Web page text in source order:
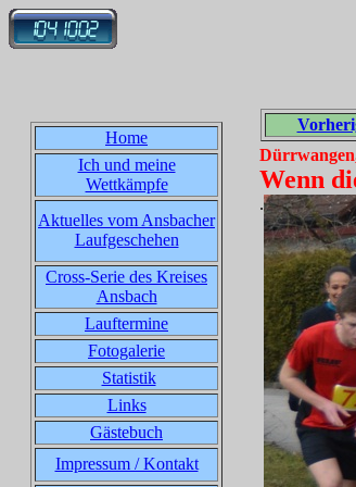
Home
Ich und meine
Wettkämpfe
Aktuelles vom Ansbacher
Laufgeschehen
Cross-Serie des Kreises
Ansbach
Lauftermine
Fotogalerie
Statistik
Links
Gästebuch
Impressum / Kontakt
Wenn
.